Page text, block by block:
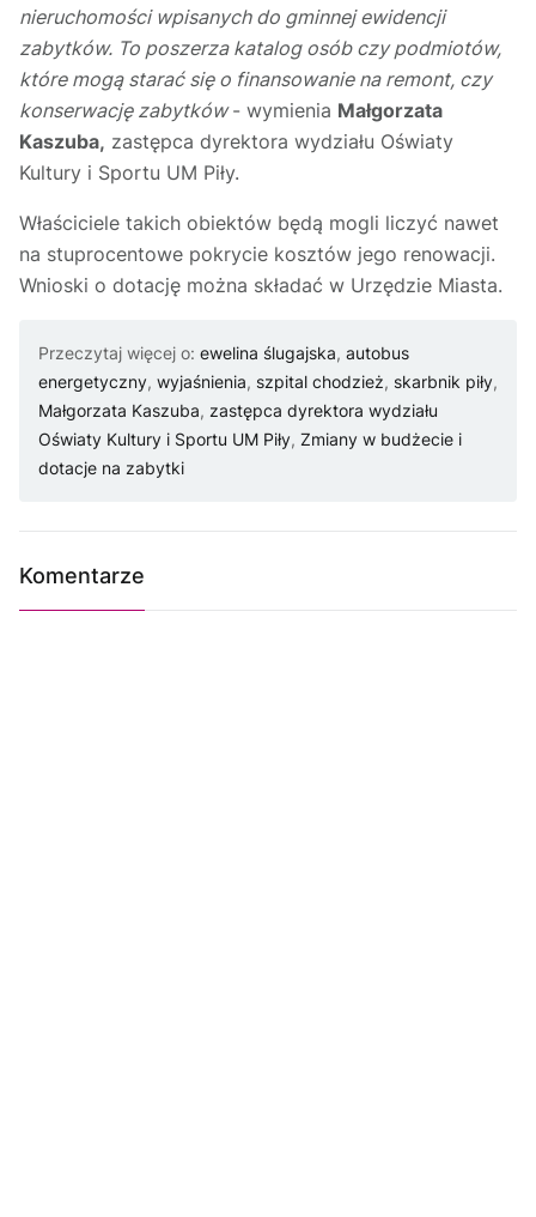
nieruchomości wpisanych do gminnej ewidencji
zabytków. To poszerza katalog osób czy podmiotów,
które mogą starać się o finansowanie na remont, czy
konserwację zabytków- wymienia Małgorzata
Kaszuba, zastępca dyrektora wydziału Oświaty
Kultury i Sportu UM Piły.
Właściciele takich obiektów będą mogli liczyć nawet
na stuprocentowe pokrycie kosztów jego renowacji.
Wnioski o dotację można składać w Urzędzie Miasta.
Przeczytaj więcej o: ewelina ślugajska, autobus
energetyczny, wyjaśnienia, szpital chodzież, skarbnik piły,
Małgorzata Kaszuba, zastępca dyrektora wydziału
Oświaty Kultury i Sportu UM Piły, Zmiany w budżecie i
dotacje na zabytki
Komentarze